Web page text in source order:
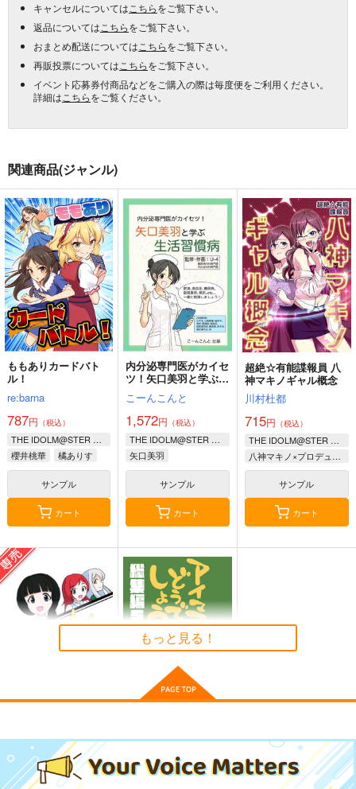
キャンセルについては こちらをご覧下さい。
返品については こちらをご覧下さい。
おまとめ配送については こちらをご覧下さい。
再販投票については こちらをご覧下さい。
イベント応募券付商品などをご購入の際は毎度便をご利用ください。
詳細は こちらをご覧ください。
関連商品(ジャンル)
ももありカードバト
ル！
re:barna
787円 （税込）
THE IDOLM@STER CINDERELLA GIRLS
櫻井桃華
橘ありす
佐々木千枝
サンプル
カート
内分泌専門医がカイセ
ツ！矢口美羽と学ぶ生
活習慣病
こーんこんと
1,572円 （税込）
THE IDOLM@STER CINDERELLA GIRLS
矢口美羽
サンプル
カート
超絶☆有能諜報員 八
神マキノギャル概念
川村杜都
715円 （税込）
THE IDOLM@STER CINDERELLA GIRLS
八神マキノ×プロデューサー
サンプル
カート
ニュートン工房
専売 550 （税込）
【総集編5】
桃京武戯夜
1,100 円
もっと見る！